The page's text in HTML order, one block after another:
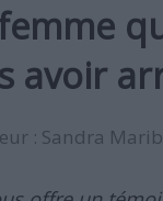
avoir
: Sandra